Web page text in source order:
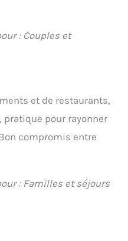
: Couples et
et de restaurants,
pour rayonner
compromis entre
: Familles et séjours